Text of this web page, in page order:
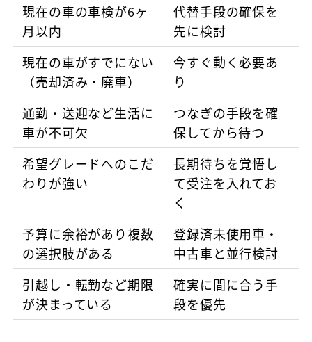
現在の車の車検が6ヶ
月以内
代替手段の確保を
先に検討
現在の車がすでにない
（売却済み・廃車）
今すぐ動く必要あ
り
通勤・送迎など生活に
車が不可欠
つなぎの手段を確
保してから待つ
希望グレードへのこだ
わりが強い
長期待ちを覚悟し
て受注を入れてお
く
予算に余裕があり複数
の選択肢がある
登録済未使用車・
中古車と並行検討
引越し・転勤など期限
が決まっている
確実に間に合う手
段を優先